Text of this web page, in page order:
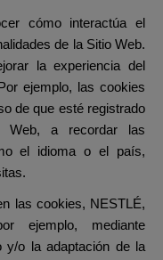
cómo interactúa el
de la Sitio Web.
la experiencia del
ejemplo, las cookies
de que esté registrado
a recordar las
el idioma o el país,
las cookies, NESTLÉ,
ejemplo, mediante
y/o la adaptación de la